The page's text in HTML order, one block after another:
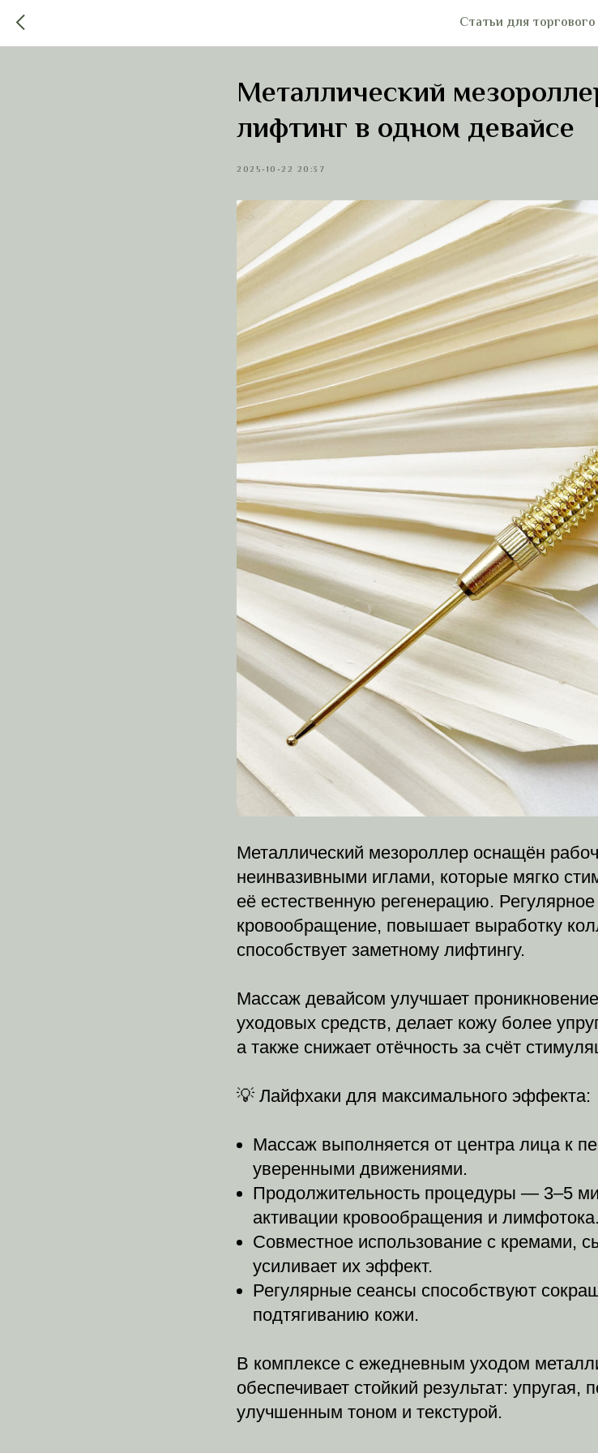
Статьи для
Металлический
лифтинг в одном девайсе
2025-10-22 20:37
Металлический мезороллер оснащён
неинвазивными иглами, которые мягко
её естественную регенерацию.
кровообращение, повышает выработку
способствует заметному лифтингу.
Массаж девайсом улучшает
уходовых средств, делает кожу более
а также снижает отёчность за счёт
💡 Лайфхаки для максимального эффекта:
Массаж выполняется от центра лица к
уверенными движениями.
Продолжительность процедуры — 3–5
активации кровообращения и лимфотока.
Совместное использование с кремами,
усиливает их эффект.
Регулярные сеансы способствуют
подтягиванию кожи.
В комплексе с ежедневным уходом
обеспечивает стойкий результат:
улучшенным тоном и текстурой.